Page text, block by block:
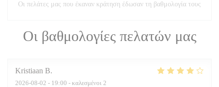
Οι βαθμολογίες πελατών μας
Kristiaan B
2026-08-02 - 19:00 - καλεσμένοι 2
Οι πελάτες μας που έκαναν κράτηση έδωσαν τη βαθμολογία τους